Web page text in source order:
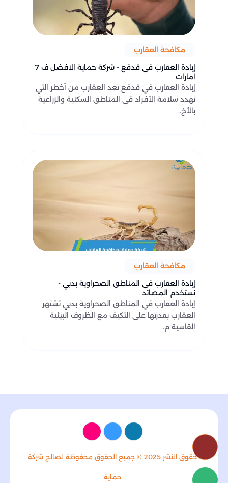
مكافحة العقارب
إبادة العقارب في قدفع - شركة حماية الافضل ف 7
امارات
إبادة العقارب في قدفع تعد العقارب من أخطر التي
تهدد سلامة الأفراد في المناطق السكنية والزراعية
بالأخ..
مكافحة العقارب
إبادة العقارب في المناطق الصحراوية بدبي -
نستخدم المصائد
إبادة العقارب في المناطق الصحراوية بدبي تشتهر
العقارب بقدرتها على التكيف مع الظروف البيئية
القاسية م..
حقوق النشر 2025 © جميع الحقوق محفوظة لصالح شركة
حماية